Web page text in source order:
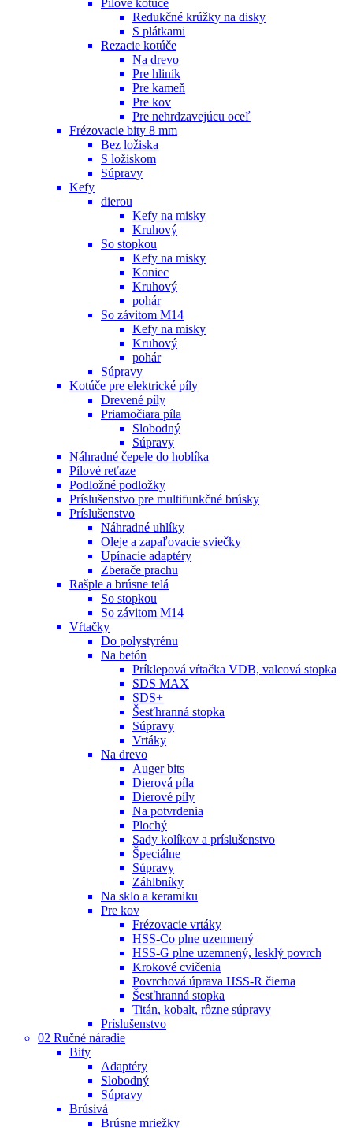
Redukčné krúžky na disky
S plátkami
Rezacie kotúče
Na drevo
Pre hliník
Pre kameň
Pre kov
Pre nehrdzavejúcu oceľ
Frézovacie bity 8 mm
Bez ložiska
S ložiskom
Súpravy
Kefy
dierou
Kefy na misky
Kruhový
So stopkou
Kefy na misky
Koniec
Kruhový
pohár
So závitom M14
Kefy na misky
Kruhový
pohár
Súpravy
Kotúče pre elektrické píly
Drevené píly
Priamočiara píla
Slobodný
Súpravy
Náhradné čepele do hoblíka
Pílové reťaze
Podložné podložky
Príslušenstvo pre multifunkčné brúsky
Príslušenstvo
Náhradné uhlíky
Oleje a zapaľovacie sviečky
Upínacie adaptéry
Zberače prachu
Rašple a brúsne telá
So stopkou
So závitom M14
Vŕtačky
Do polystyrénu
Na betón
Príklepová vŕtačka VDB, valcová stopka
SDS MAX
SDS+
Šesťhranná stopka
Súpravy
Vrtáky
Na drevo
Auger bits
Dierová píla
Dierové píly
Na potvrdenia
Plochý
Sady kolíkov a príslušenstvo
Špeciálne
Súpravy
Záhlbníky
Na sklo a keramiku
Pre kov
Frézovacie vrtáky
HSS-Co plne uzemnený
HSS-G plne uzemnený, lesklý povrch
Krokové cvičenia
Povrchová úprava HSS-R čierna
Šesťhranná stopka
Titán, kobalt, rôzne súpravy
Príslušenstvo
02 Ručné náradie
Bity
Adaptéry
Slobodný
Súpravy
Brúsivá
Brúsne mriežky